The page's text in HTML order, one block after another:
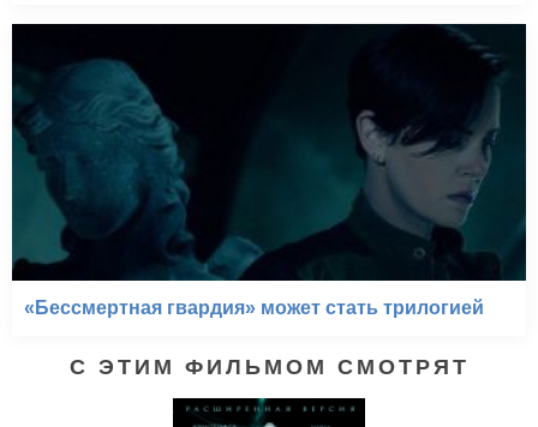
«Бессмертная гвардия» может стать трилогией
С ЭТИМ ФИЛЬМОМ СМОТРЯТ